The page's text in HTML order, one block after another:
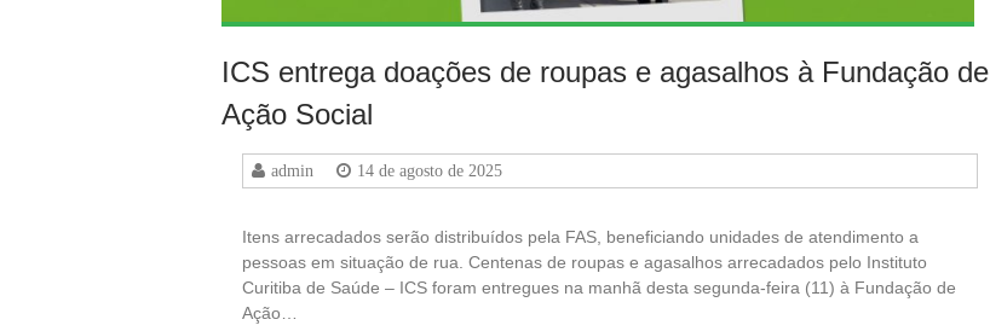
ICS entrega doações de roupas e agasalhos à Fundação de
Ação Social
admin 14 de agosto de 2025
Itens arrecadados serão distribuídos pela FAS, beneficiando unidades de atendimento a
pessoas em situação de rua. Centenas de roupas e agasalhos arrecadados pelo Instituto
Curitiba de Saúde – ICS foram entregues na manhã desta segunda-feira (11) à Fundação de
Ação…